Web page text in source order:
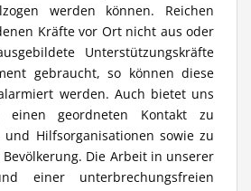
werden können. Reichen
Kräfte vor Ort nicht aus oder
Unterstützungskräfte
gebraucht, so können diese
werden. Auch bietet uns
einen geordneten Kontakt zu
Hilfsorganisationen sowie zu
Die Arbeit in unserer
einer unterbrechungsfreien